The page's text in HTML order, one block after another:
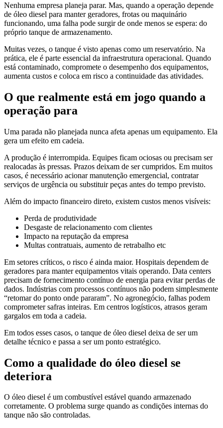
Nenhuma empresa planeja parar. Mas, quando a operação depende
de óleo diesel para manter geradores, frotas ou maquinário
funcionando, uma falha pode surgir de onde menos se espera: do
próprio tanque de armazenamento.
Muitas vezes, o tanque é visto apenas como um reservatório. Na
prática, ele é parte essencial da infraestrutura operacional. Quando
está contaminado, compromete o desempenho dos equipamentos,
aumenta custos e coloca em risco a continuidade das atividades.
O que realmente está em jogo quando a
operação para
Uma parada não planejada nunca afeta apenas um equipamento. Ela
gera um efeito em cadeia.
A produção é interrompida. Equipes ficam ociosas ou precisam ser
realocadas às pressas. Prazos deixam de ser cumpridos. Em muitos
casos, é necessário acionar manutenção emergencial, contratar
serviços de urgência ou substituir peças antes do tempo previsto.
Além do impacto financeiro direto, existem custos menos visíveis:
Perda de produtividade
Desgaste de relacionamento com clientes
Impacto na reputação da empresa
Multas contratuais, aumento de retrabalho etc
Em setores críticos, o risco é ainda maior. Hospitais dependem de
geradores para manter equipamentos vitais operando. Data centers
precisam de fornecimento contínuo de energia para evitar perdas de
dados. Indústrias com processos contínuos não podem simplesmente
“retomar do ponto onde pararam”. No agronegócio, falhas podem
comprometer safras inteiras. Em centros logísticos, atrasos geram
gargalos em toda a cadeia.
Em todos esses casos, o tanque de óleo diesel deixa de ser um
detalhe técnico e passa a ser um ponto estratégico.
Como a qualidade do óleo diesel se
deteriora
O óleo diesel é um combustível estável quando armazenado
corretamente. O problema surge quando as condições internas do
tanque não são controladas.